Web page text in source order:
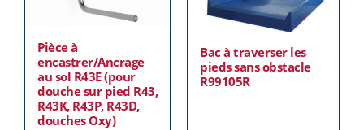
Pièce à
encastrer/Ancrage
au sol R43E (pour
douche sur pied R43,
R43K, R43P, R43D,
douches Oxy)
Bac à traverser les
pieds sans obstacle
R99105R